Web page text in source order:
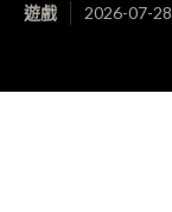
遊戲 2026-07-28